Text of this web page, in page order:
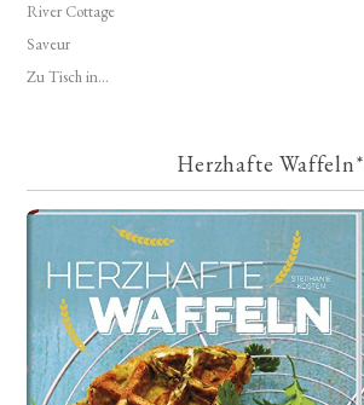
River Cottage
Saveur
Zu Tisch in...
Herzhafte Waffeln*